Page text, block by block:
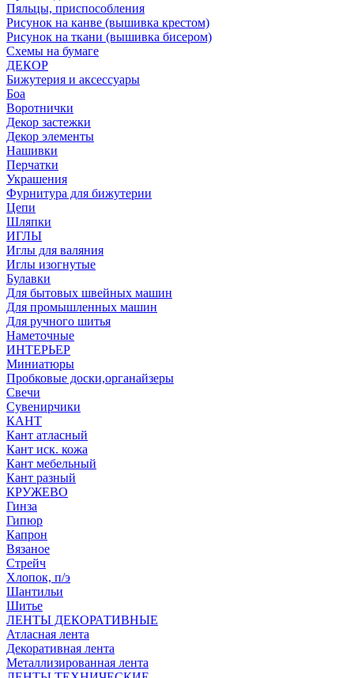
Пяльцы, приспособления
Рисунок на канве (вышивка крестом)
Рисунок на ткани (вышивка бисером)
Схемы на бумаге
ДЕКОР
Бижутерия и аксессуары
Боа
Воротнички
Декор застежки
Декор элементы
Нашивки
Перчатки
Украшения
Фурнитура для бижутерии
Цепи
Шляпки
ИГЛЫ
Иглы для валяния
Иглы изогнутые
Булавки
Для бытовых швейных машин
Для промышленных машин
Для ручного шитья
Наметочные
ИНТЕРЬЕР
Миниатюры
Пробковые доски,органайзеры
Свечи
Сувенирчики
КАНТ
Кант атласный
Кант иск. кожа
Кант мебельный
Кант разный
КРУЖЕВО
Гинза
Гипюр
Капрон
Вязаное
Стрейч
Хлопок, п/э
Шантильи
Шитье
ЛЕНТЫ ДЕКОРАТИВНЫЕ
Атласная лента
Декоративная лента
Металлизированная лента